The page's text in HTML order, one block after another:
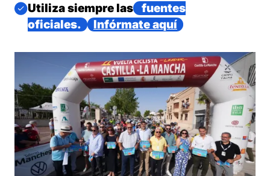
Imagen
Utiliza siempre las
fuentes
oficiales.
Infórmate aquí